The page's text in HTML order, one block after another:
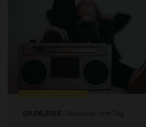
09.08.2026 / Aktuelles vom Tag